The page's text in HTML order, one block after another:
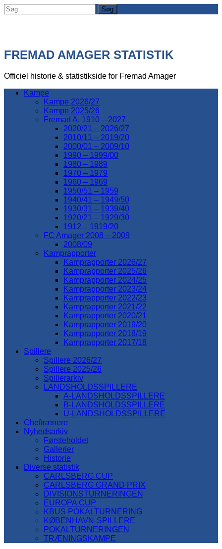
Søg
efter:
FREMAD AMAGER STATISTIK
Officiel historie & statistikside for Fremad Amager
Kampe
Kampe 2026/27
Kampe 2025/26
Fremad A. 1910 – 2027
2020/21 – 2026/27
2010/11 – 2019/20
2000/01 – 2009/10
1990 – 1999/00
1980 – 1989
1970 – 1979
1960 – 1969
1950/51 – 1959
1940/41 – 1949/50
1930/31 – 1939/40
1920/21 – 1929/30
1912 – 1919/20
FC Amager 2008 – 2009
2008/09
Kamprapporter
Kamprapporter 2026/27
Kamprapporter 2025/26
Kamprapporter 2024/25
Kamprapporter 2023/24
Kamprapporter 2022/23
Kamprapporter 2021/22
Kamprapporter 2020/21
Kamprapporter 2019/20
Kamprapporter 2018/19
Kamprapporter 2017/18
Spillere
Spillere 2026/27
Spillere 2025/26
Spillerarkiv
LANDSHOLDSSPILLERE
A-LANDSHOLDSSPILLERE
B-LANDSHOLDSSPILLERE
U-LANDSHOLDSSPILLERE
Cheftrænere
Nyhedsarkiv
Førsteholdet
Gallerier
Historie
Diverse statistik
CARLSBERG CUP
CARLSBERG GRAND PRIX
DIVISIONSTURNERINGEN
EUROPA CUP
KBUS POKALTURNERING
KØBENHAVN-SPILLERE
POKALTURNERINGEN
TRÆNINGSKAMPE